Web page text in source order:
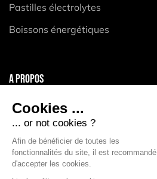
Pastilles électrolytes
Boissons énergétiques
A PROPOS
CGV
Politique de confidentialité
Politique des Cookies
Cookies ...
... or not cookies ?
Afin de bénéficier de toutes les
fonctionnalités du site, il est recommandé
d'accepter les cookies.